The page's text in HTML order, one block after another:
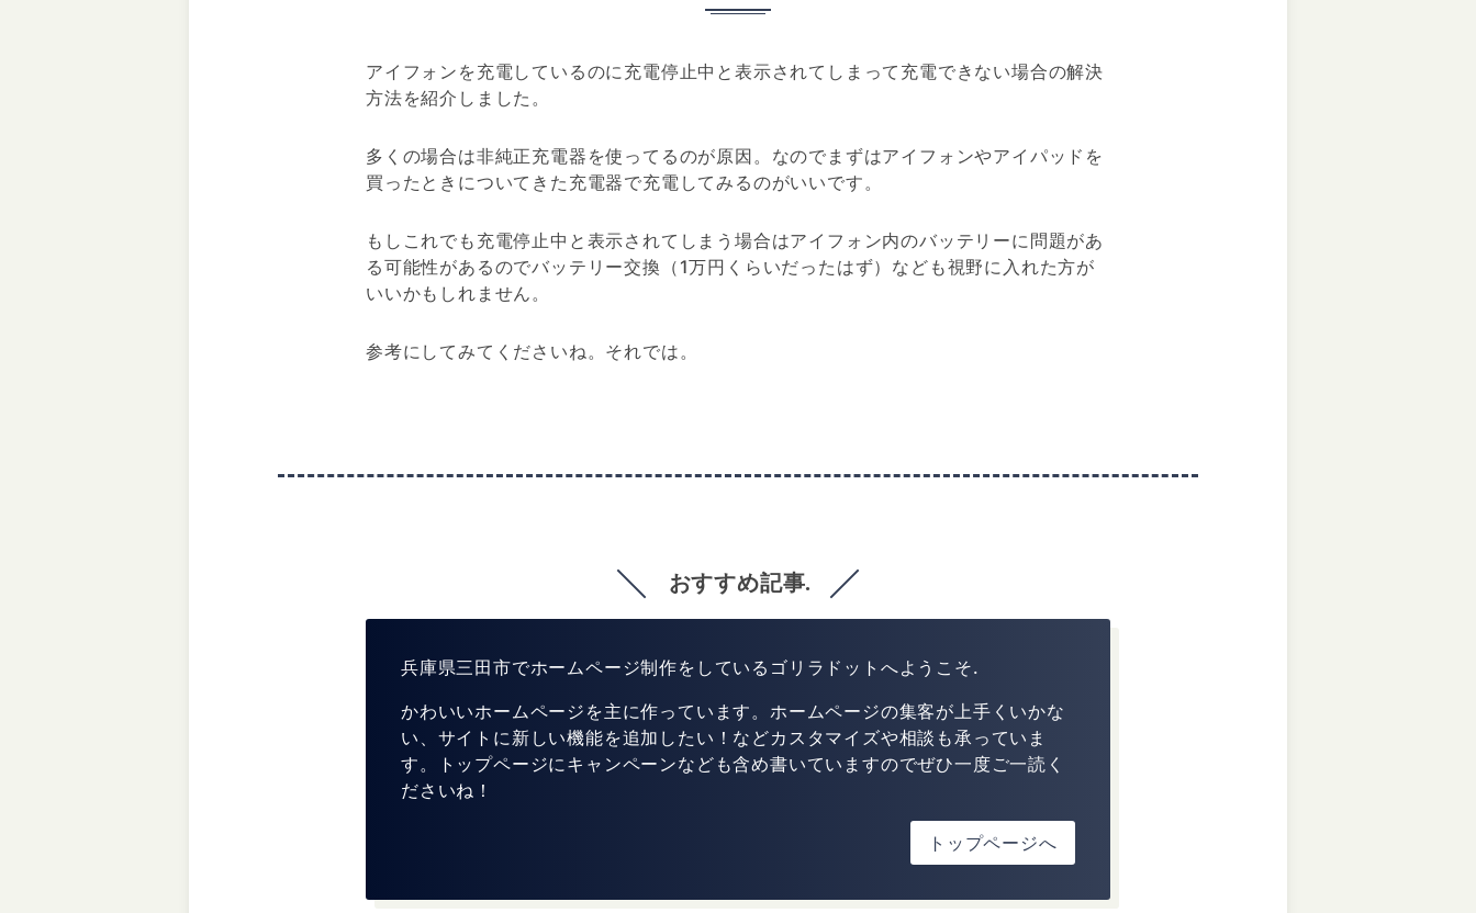
アイフォンを充電しているのに充電停止中と表示されてしまって充電できない場合の解決
方法を紹介しました。
多くの場合は非純正充電器を使ってるのが原因。なのでまずはアイフォンやアイパッドを
買ったときについてきた充電器で充電してみるのがいいです。
もしこれでも充電停止中と表示されてしまう場合はアイフォン内のバッテリーに問題があ
る可能性があるのでバッテリー交換（1万円くらいだったはず）なども視野に入れた方が
いいかもしれません。
参考にしてみてくださいね。それでは。
おすすめ記事.
兵庫県三田市でホームページ制作をしているゴリラドットへようこそ.
かわいいホームページを主に作っています。ホームページの集客が上手くいかな
い、サイトに新しい機能を追加したい！などカスタマイズや相談も承っていま
す。トップページにキャンペーンなども含め書いていますのでぜひ一度ご一読く
ださいね！
トップページへ